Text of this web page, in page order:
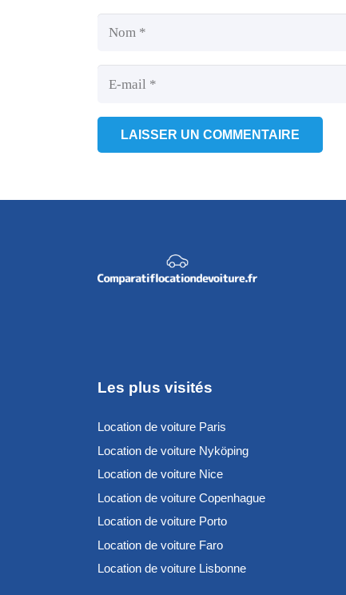
LAISSER UN COMMENTAIRE
Les plus visités
Location de voiture Paris
Location de voiture Nyköping
Location de voiture Nice
Location de voiture Copenhague
Location de voiture Porto
Location de voiture Faro
Location de voiture Lisbonne